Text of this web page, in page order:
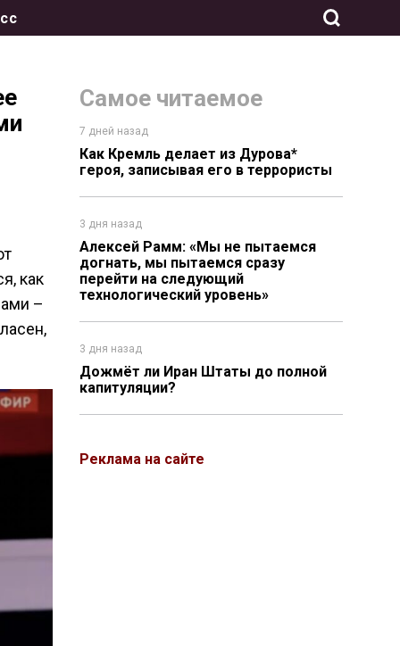
Самое читаемое
7 дней назад
Как Кремль делает из Дурова*
героя, записывая его в террористы
3 дня назад
Алексей Рамм: «Мы не пытаемся
догнать, мы пытаемся сразу
перейти на следующий
технологический уровень»
3 дня назад
Дожмёт ли Иран Штаты до полной
капитуляции?
Реклама на сайте
как
–